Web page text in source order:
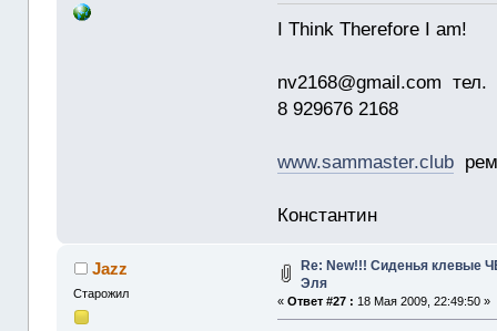
I Think Therefore I am!
nv2168@gmail.com тел.
8 929676 2168
www.sammaster.club
Константин
Jazz
Старожил
Re: New!!! Сиденья клевые
Эля
«Ответ #27 : 18 Мая 2009, 22:49:50 »